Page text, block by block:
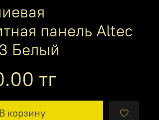
панель Altec
Белый
тг
В корзину